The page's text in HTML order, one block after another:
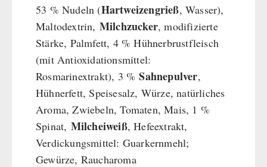
53 % Nudeln (Hartweizengrieß, Wasser),
Maltodextrin, Milchzucker, modifizierte
Stärke, Palmfett, 4 % Hühnerbrustfleisch
(mit Antioxidationsmittel:
Rosmarinextrakt), 3 %Sahnepulver,
Hühnerfett, Speisesalz, Würze, natürliches
Aroma, Zwiebeln, Tomaten, Mais, 1 %
Spinat, Milcheiweiß, Hefeextrakt,
Verdickungsmittel: Guarkernmehl;
Gewürze, Raucharoma